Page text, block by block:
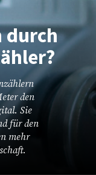
durch
den
Sie
für den
mehr